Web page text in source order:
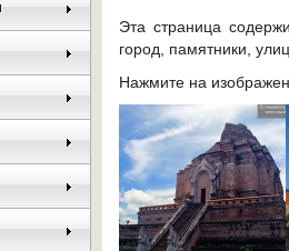
Эта страница
город, памятники,
Нажмите на